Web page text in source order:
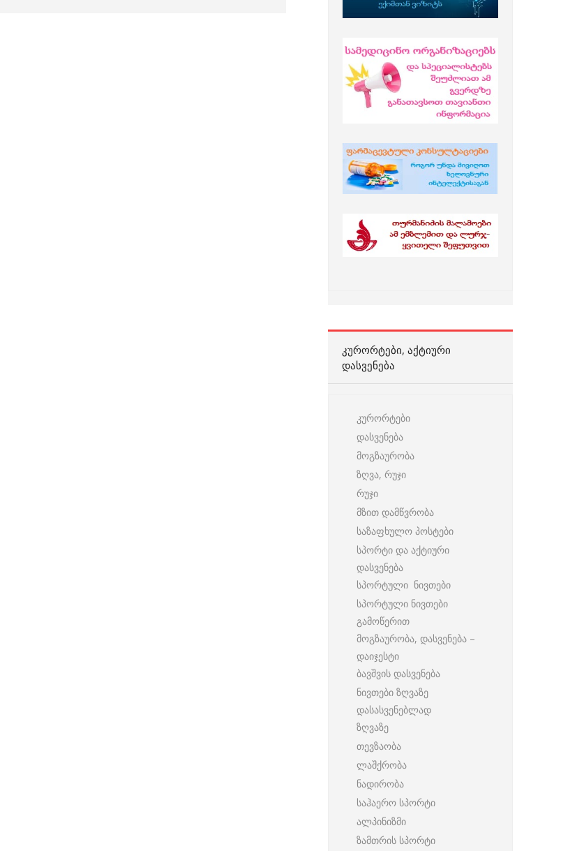
ᲙᲣᲠᲝᲠᲢᲔᲑᲘ, ᲐᲥᲢᲘᲣᲠᲘ
ᲓᲐᲡᲕᲔᲜᲔᲑᲐ
კურორტები
დასვენება
მოგზაურობა
ზღვა, რუჯი
რუჯი
მზით დამწვრობა
საზაფხულო პოსტები
სპორტი და აქტიური
დასვენება
სპორტული ნივთები
სპორტული ნივთები
გამოწერით
მოგზაურობა, დასვენება –
დაიჯესტი
ბავშვის დასვენება
ნივთები ზღვაზე
დასასვენებლად
ზღვაზე
თევზაობა
ლაშქრობა
ნადირობა
საჰაერო სპორტი
ალპინიზმი
ზამთრის სპორტი